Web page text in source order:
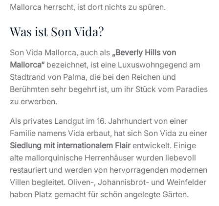
Mallorca herrscht, ist dort nichts zu spüren.
Was ist Son Vida?
Son Vida Mallorca, auch als „Beverly Hills von
Mallorca“ bezeichnet, ist eine Luxuswohngegend am
Stadtrand von Palma, die bei den Reichen und
Berühmten sehr begehrt ist, um ihr Stück vom Paradies
zu erwerben.
Als privates Landgut im 16. Jahrhundert von einer
Familie namens Vida erbaut, hat sich Son Vida zu einer
Siedlung mit internationalem Flairentwickelt. Einige
alte mallorquinische Herrenhäuser wurden liebevoll
restauriert und werden von hervorragenden modernen
Villen begleitet. Oliven-, Johannisbrot- und Weinfelder
haben Platz gemacht für schön angelegte Gärten.